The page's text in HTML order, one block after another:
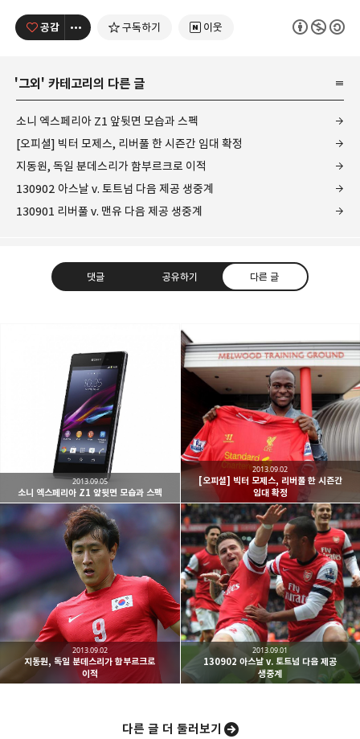
공감 구독하기 이웃
'그외' 카테고리의 다른 글
소니 엑스페리아 Z1 앞뒷면 모습과 스펙
[오피셜] 빅터 모제스, 리버풀 한 시즌간 임대 확정
지동원, 독일 분데스리가 함부르크로 이적
130902 아스날 v. 토트넘 다음 제공 생중계
130901 리버풀 v. 맨유 다음 제공 생중계
댓글 공유하기 다른 글
kjgsb 님의 블로그입니다.
구독하기
구독하기 라인 트위터
카카오스토리 네이버 블로그
소니 엑스페리아 Z1 앞뒷면 모습과 스펙
2013.09.05
[오피셜] 빅터 모제스, 리버풀 한 시즌간
임대 확정
2013.09.02
지동원, 독일 분데스리가 함부르크로
이적
2013.09.02
130902 아스날 v. 토트넘 다음 제공
생중계
2013.09.01
다른 글 더 둘러보기